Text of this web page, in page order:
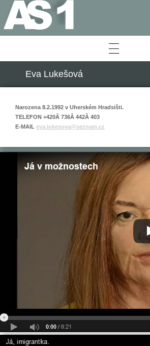
Studio
Tomáš Medek
Students
Eva Lukešová
Narozena 8.2.1992 v Uherském Hradsišti.
TELEFON +420Â 736Â 442Â 403
E-MAIL eva.lukesova@seznam.cz